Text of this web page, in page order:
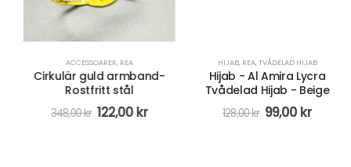
ACCESSOARER,REA
Cirkulär guld armband-
Rostfritt stål
348,00kr 122,00kr
HIJAB,REA,TVÅDELAD HIJAB
Hijab - Al Amira Lycra
Tvådelad Hijab - Beige
128,00kr 99,00kr